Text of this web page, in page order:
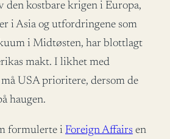
den kostbare krigen i Europa,
i Asia og utfordringene som
i Midtøsten, har blottlagt
makt. I likhet med
USA prioritere, dersom de
haugen.
formulerte i Foreign Affairs en